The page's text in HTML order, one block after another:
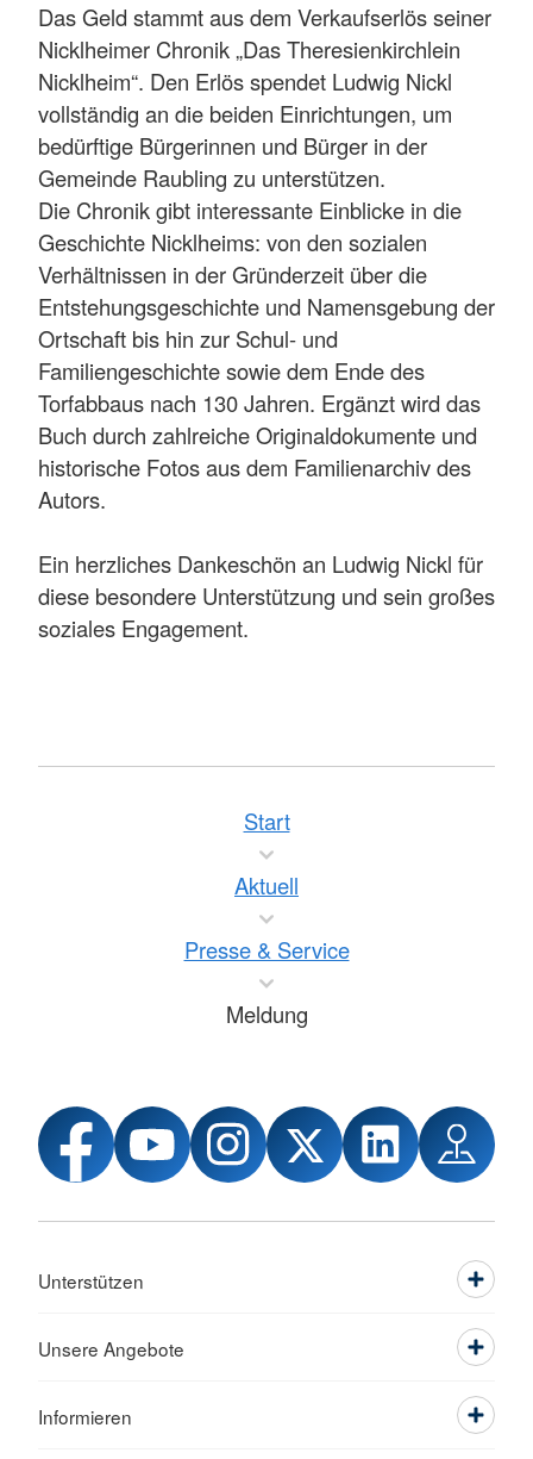
Das Geld stammt aus dem Verkaufserlös seiner
Nicklheimer Chronik „Das Theresienkirchlein
Nicklheim“. Den Erlös spendet Ludwig Nickl
vollständig an die beiden Einrichtungen, um
bedürftige Bürgerinnen und Bürger in der
Gemeinde Raubling zu unterstützen.
Die Chronik gibt interessante Einblicke in die
Geschichte Nicklheims: von den sozialen
Verhältnissen in der Gründerzeit über die
Entstehungsgeschichte und Namensgebung der
Ortschaft bis hin zur Schul- und
Familiengeschichte sowie dem Ende des
Torfabbaus nach 130 Jahren. Ergänzt wird das
Buch durch zahlreiche Originaldokumente und
historische Fotos aus dem Familienarchiv des
Autors.
Ein herzliches Dankeschön an Ludwig Nickl für
diese besondere Unterstützung und sein großes
soziales Engagement.
Start
Aktuell
Presse & Service
Meldung
Unterstützen
Unsere Angebote
Informieren